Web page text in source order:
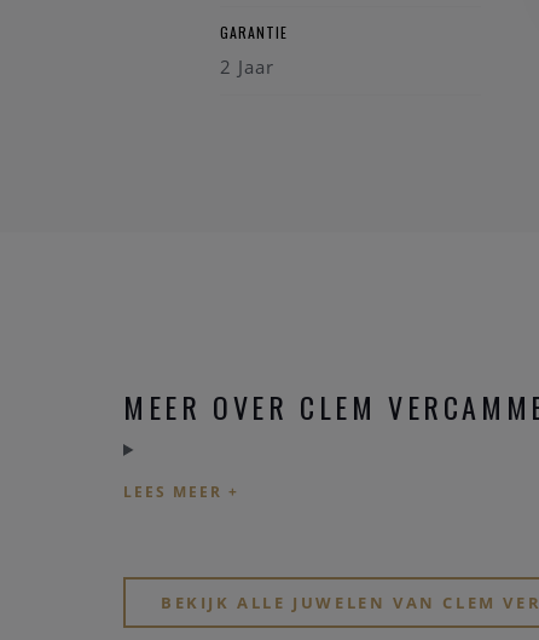
GARANTIE
2 Jaar
MEER OVER CLEM
BEKIJK ALLE JUWELEN VAN CLEM